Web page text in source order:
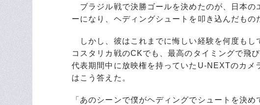
ブラジル戦で決勝ゴールを決めたのが、日本の
ーになり、ヘディングシュートを叩き込んだもの
しかし、彼はこれまでに悔しい経験を何度もし
コスタリカ戦のCKでも、最高のタイミングで飛
代表期間中に放映権を持っていたU-NEXTのカメ
はこう答えた。
「あのシーンで僕がヘディングでシュートを決